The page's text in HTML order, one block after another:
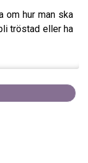
om hur man ska
tröstad eller ha